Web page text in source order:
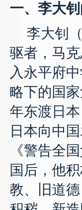
一、李大
李大钊（
驱者，马
入永平府中
略下的国
年东渡日
日本向中
《警告全
国后，他
教、旧道